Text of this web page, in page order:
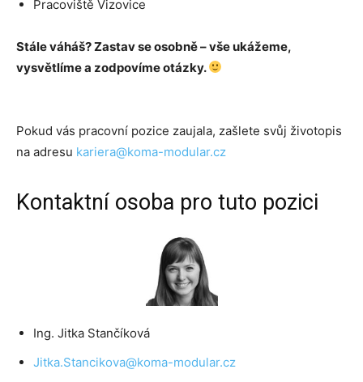
Pracoviště Vizovice
Stále váháš? Zastav se osobně – vše ukážeme,
vysvětlíme a zodpovíme otázky.
Pokud vás pracovní pozice zaujala, zašlete svůj životopis
na adresu kariera@koma-modular.cz
Kontaktní osoba pro tuto pozici
Ing. Jitka Stančíková
Jitka.Stancikova@koma-modular.cz